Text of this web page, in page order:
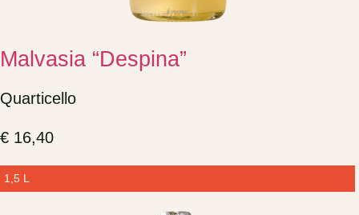
Malvasia “Despina”
Quarticello
€ 16,40
1,5 L